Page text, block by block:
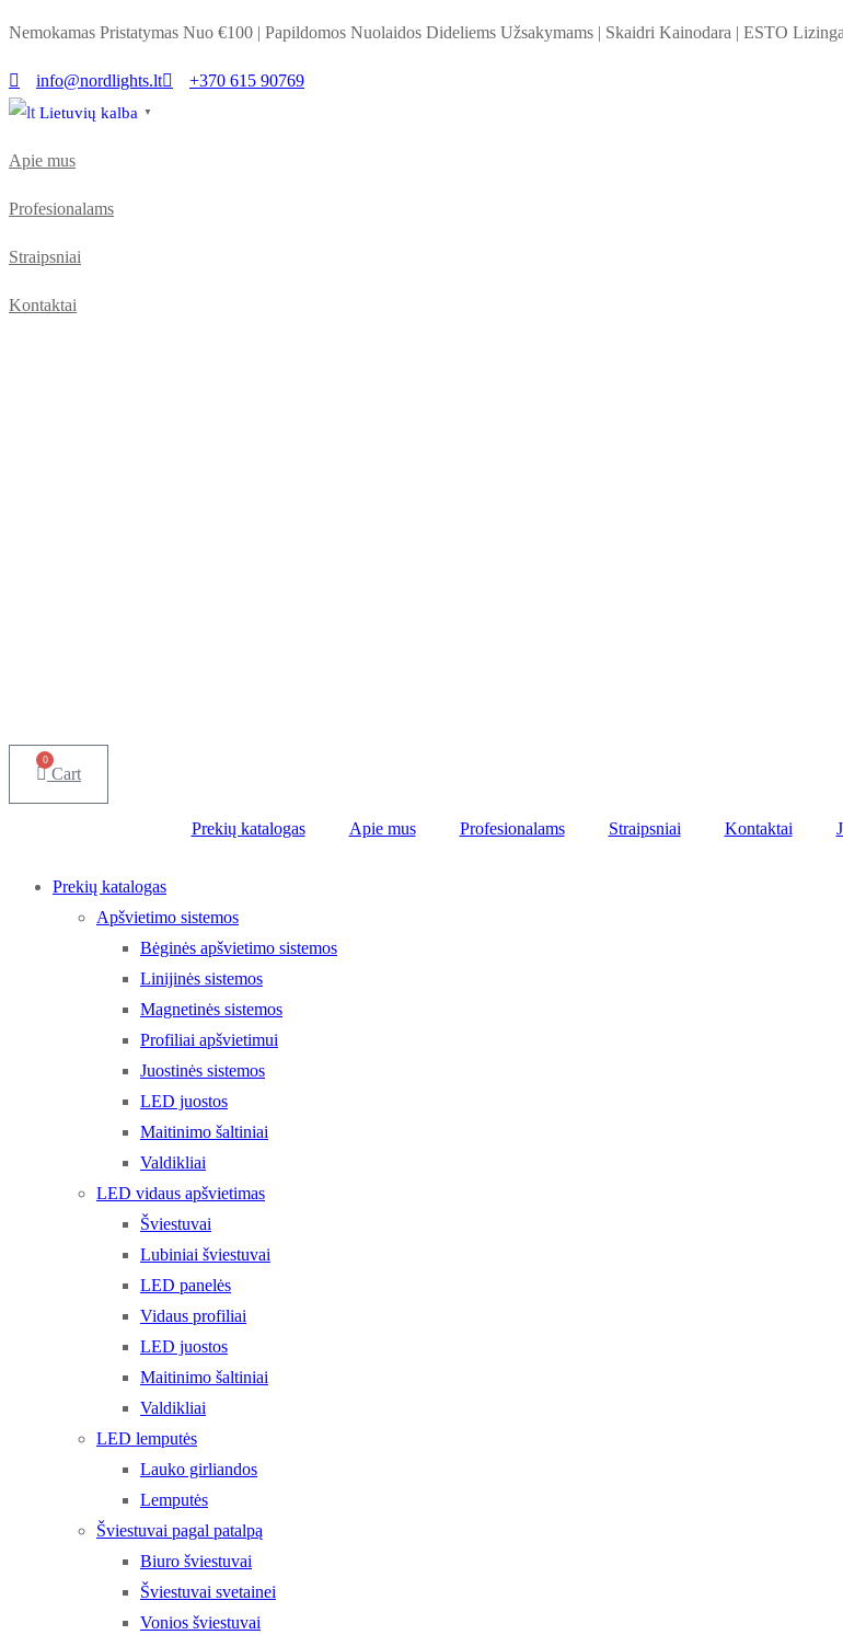
Nemokamas Pristatymas Nuo €100 | Papildomos Nuolaidos Dideliems Užsakymams | Skaidri Kainodara | ESTO
info@nordlights.lt +370 615 90769
Lietuvių kalba ▼
Apie mus
Profesionalams
Straipsniai
Kontaktai
0
Cart
Prekių katalogas Apie mus Profesionalams Straipsniai Kontaktai
Prekių katalogas
Apšvietimo sistemos
Bėginės apšvietimo sistemos
Linijinės sistemos
Magnetinės sistemos
Profiliai apšvietimui
Juostinės sistemos
LED juostos
Maitinimo šaltiniai
Valdikliai
LED vidaus apšvietimas
Šviestuvai
Lubiniai šviestuvai
LED panelės
Vidaus profiliai
LED juostos
Maitinimo šaltiniai
Valdikliai
LED lemputės
Lauko girliandos
Lemputės
Šviestuvai pagal patalpą
Biuro šviestuvai
Šviestuvai svetainei
Vonios šviestuvai